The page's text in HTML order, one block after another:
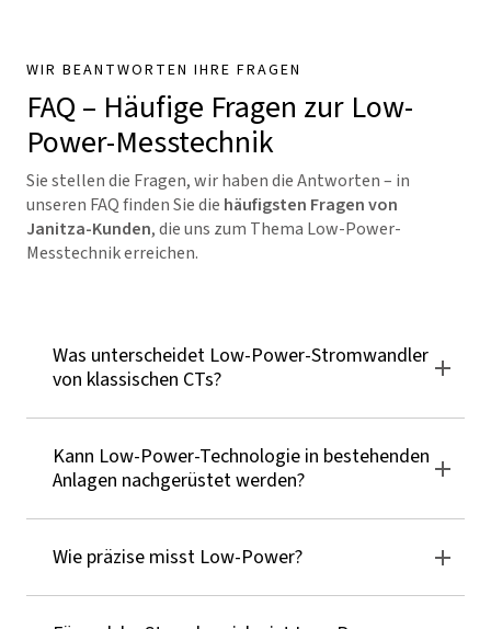
WIR BEANTWORTEN IHRE FRAGEN
FAQ – Häufige Fragen zur Low-
Power-Messtechnik
Sie stellen die Fragen, wir haben die Antworten – in
unseren FAQ finden Sie die häufigsten Fragen von
Janitza-Kunden, die uns zum Thema Low-Power-
Messtechnik erreichen.
Was unterscheidet Low-Power-Stromwandler
von klassischen CTs?
Kann Low-Power-Technologie in bestehenden
Anlagen nachgerüstet werden?
Wie präzise misst Low-Power?